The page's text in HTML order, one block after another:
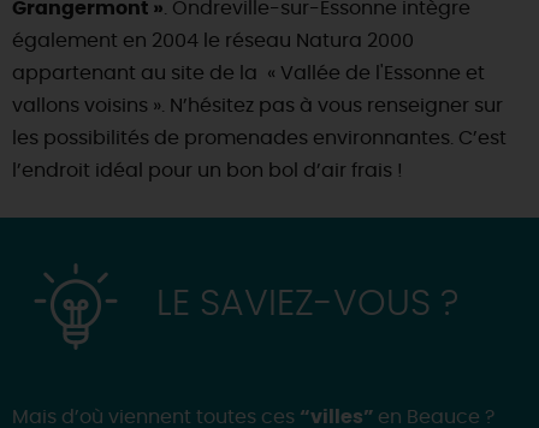
Grangermont » . Ondreville-sur-Essonne intègre
également en 2004 le réseau Natura 2000
appartenant au site de la « Vallée de l'Essonne et
vallons voisins ». N’hésitez pas à vous renseigner sur
les possibilités de promenades environnantes. C’est
l’endroit idéal pour un bon bol d’air frais !
LE SAVIEZ-VOUS ?
Mais d’où viennent toutes ces “villes” en Beauce ?